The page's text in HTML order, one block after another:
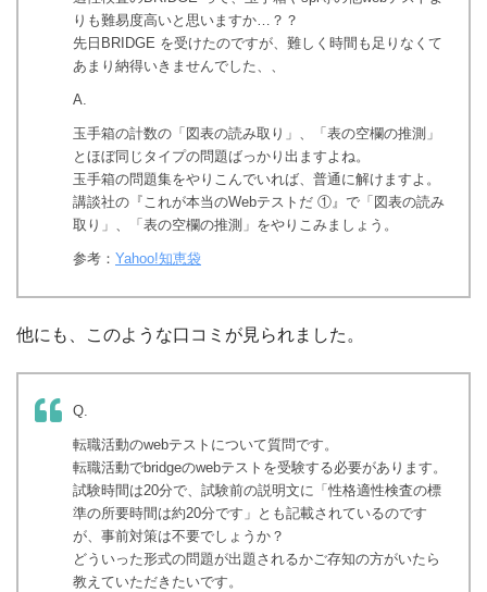
りも難易度高いと思いますか…？？
先日BRIDGE を受けたのですが、難しく時間も足りなくて
あまり納得いきませんでした、、
A.
玉手箱の計数の「図表の読み取り」、「表の空欄の推測」
とほぼ同じタイプの問題ばっかり出ますよね。
玉手箱の問題集をやりこんでいれば、普通に解けますよ。
講談社の『これが本当のWebテストだ ①』で「図表の読み
取り」、「表の空欄の推測」をやりこみましょう。
参考： Yahoo!知恵袋
他にも、このような口コミが見られました。
Q.
転職活動のwebテストについて質問です。
転職活動でbridgeのwebテストを受験する必要があります。
試験時間は20分で、試験前の説明文に「性格適性検査の標
準の所要時間は約20分です」とも記載されているのです
が、事前対策は不要でしょうか？
どういった形式の問題が出題されるかご存知の方がいたら
教えていただきたいです。